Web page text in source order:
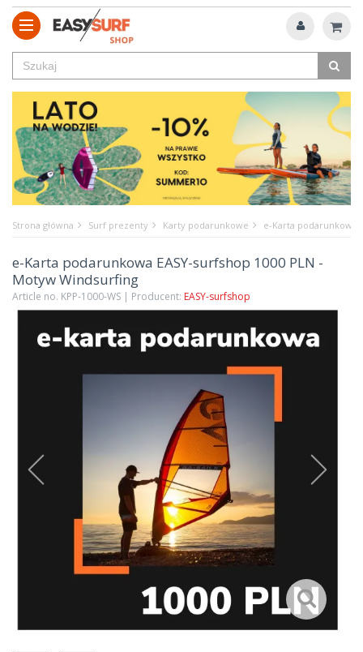
Strona główna Surf prezenty Karty podarunkowe e-Karta podarunkowa
e-Karta podarunkowa EASY-surfshop 1000 PLN -
Motyw Windsurfing
Article no. KPP-1000-WS | Producent: EASY-surfshop